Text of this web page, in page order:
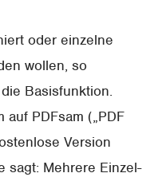
oder einzelne
wollen, so
Basisfunktion.
PDFsam („PDF
Version
sagt: Mehrere Einzel-